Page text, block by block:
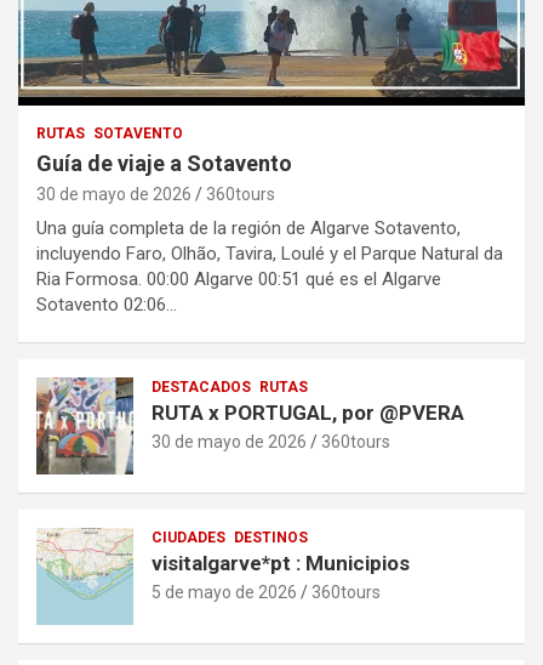
RUTAS SOTAVENTO
Guía de viaje a Sotavento
30 de mayo de 2026 360tours
Una guía completa de la región de Algarve Sotavento,
incluyendo Faro, Olhão, Tavira, Loulé y el Parque Natural da
Ria Formosa. 00:00 Algarve 00:51 qué es el Algarve
Sotavento 02:06…
DESTACADOS RUTAS
RUTA x PORTUGAL, por @PVERA
30 de mayo de 2026 360tours
CIUDADES DESTINOS
visitalgarve*pt : Municipios
5 de mayo de 2026 360tours